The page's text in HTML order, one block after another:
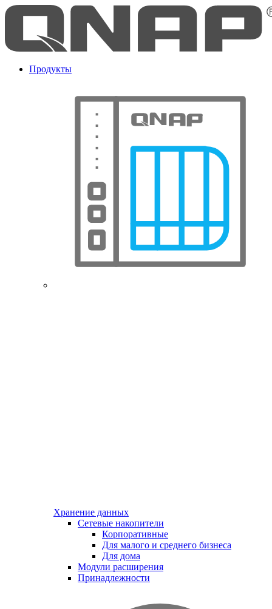
Продукты
Хранение данных
Сетевые накопители
Корпоративные
Для малого и среднего бизнеса
Для дома
Модули расширения
Принадлежности